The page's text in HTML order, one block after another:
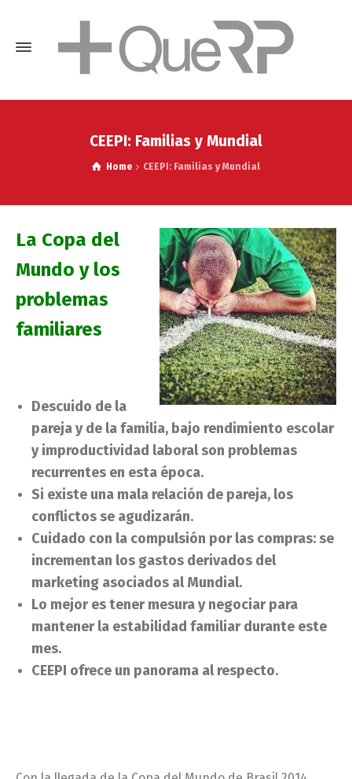
CEEPI: Familias y Mundial
Home CEEPI: Familias y Mundial
La Copa del
Mundo y los
problemas
familiares
Descuido de la
pareja y de la familia, bajo rendimiento escolar
y improductividad laboral son problemas
recurrentes en esta época.
Si existe una mala relación de pareja, los
conflictos se agudizarán.
Cuidado con la compulsión por las compras: se
incrementan los gastos derivados del
marketing asociados al Mundial.
Lo mejor es tener mesura y negociar para
mantener la estabilidad familiar durante este
mes.
CEEPI ofrece un panorama al respecto.